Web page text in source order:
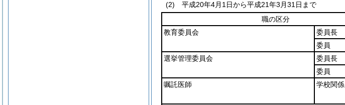
(2)
平成20年4月1日から平成21年3月31日まで
職の区分
教育委員会
委員長
委員
選挙管理委員会
委員長
委員
嘱託医師
学校関係